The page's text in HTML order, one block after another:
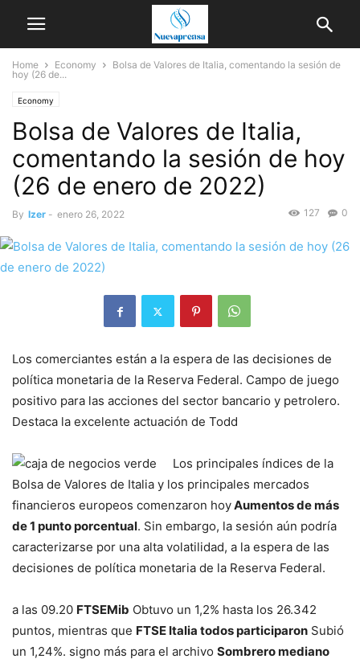
Home Economy
Bolsa de Valores de Italia, comentando la sesión de
hoy (26 de...
Economy
Bolsa de Valores de Italia,
comentando la sesión de hoy
(26 de enero de 2022)
By Izer - enero 26, 2022 0
127
Los comerciantes están a la espera de las decisiones de
política monetaria de la Reserva Federal. Campo de juego
positivo para las acciones del sector bancario y petrolero.
Destaca la excelente actuación de Todd
Los principales índices de la
Bolsa de Valores de Italia y los principales mercados
financieros europeos comenzaron hoyAumentos de más
de 1 punto porcentual. Sin embargo, la sesión aún podría
caracterizarse por una alta volatilidad, a la espera de las
decisiones de política monetaria de la Reserva Federal.
a las 09.20 FTSEMib Obtuvo un 1,2% hasta los 26.342
puntos, mientras que FTSE Italia todos participaron Subió
un 1,24%. signo más para el archivo Sombrero mediano